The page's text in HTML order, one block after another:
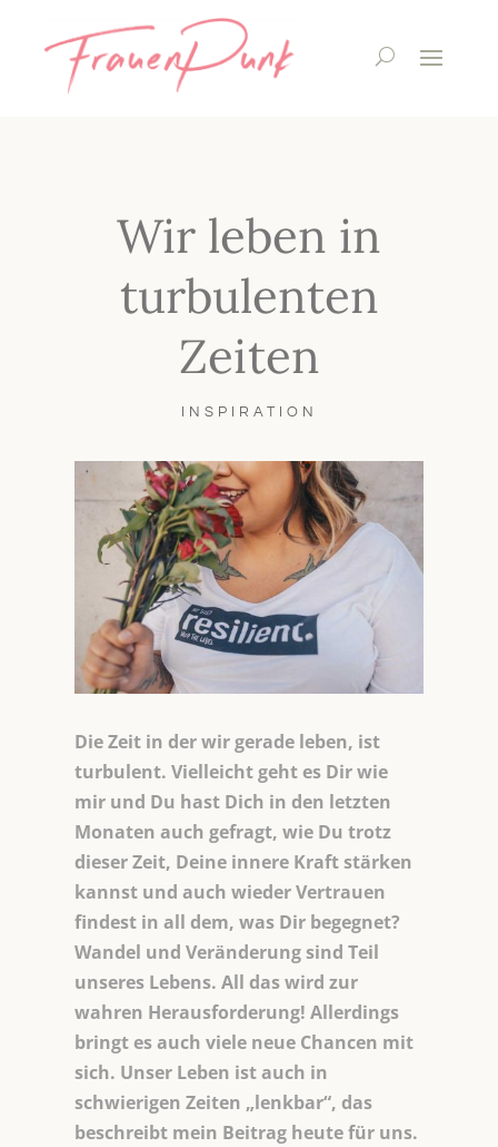
Wir leben in
turbulenten
Zeiten
INSPIRATION
Die Zeit in der wir gerade leben, ist
turbulent. Vielleicht geht es Dir wie
mir und Du hast Dich in den letzten
Monaten auch gefragt, wie Du trotz
dieser Zeit, Deine innere Kraft stärken
kannst und auch wieder Vertrauen
findest in all dem, was Dir begegnet?
Wandel und Veränderung sind Teil
unseres Lebens. All das wird zur
wahren Herausforderung! Allerdings
bringt es auch viele neue Chancen mit
sich. Unser Leben ist auch in
schwierigen Zeiten „lenkbar“, das
beschreibt mein Beitrag heute für uns.